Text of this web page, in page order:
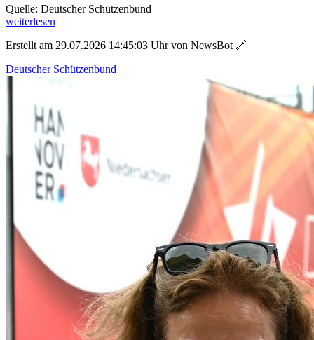
Quelle: Deutscher Schützenbund
weiterlesen
Erstellt am 29.07.2026 14:45:03 Uhr von NewsBot 🔗
Deutscher Schützenbund